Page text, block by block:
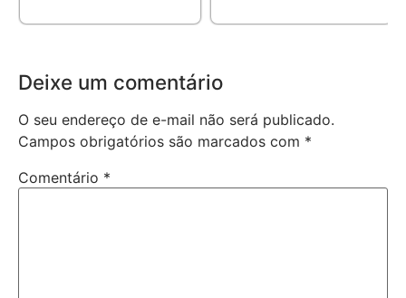
Deixe um comentário
O seu endereço de e-mail não será publicado.
Campos obrigatórios são marcados com *
Comentário *